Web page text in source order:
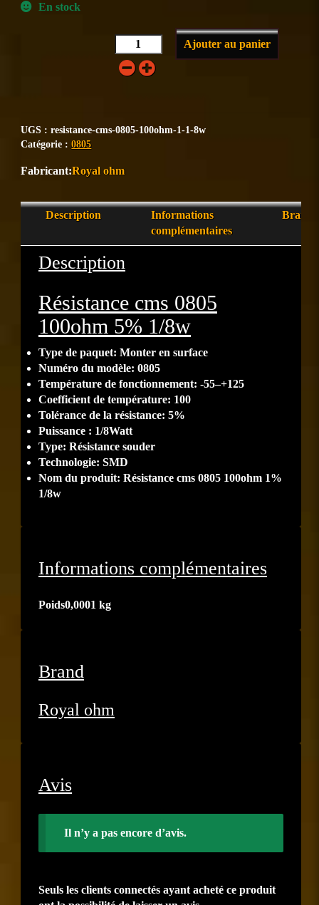
En stock
Ajouter au panier
UGS :resistance-cms-0805-100ohm-1-1-8w
Catégorie :0805
Royal ohm
Description
Informations
complémentaires
Brand
Description
Résistance cms 0805
100ohm 5% 1/8w
Type de paquet: Monter en surface
Numéro du modèle: 0805
Température de fonctionnement: -55–+125
Coefficient de température: 100
Tolérance de la résistance: 5%
Puissance : 1/8Watt
Type: Résistance souder
Technologie: SMD
Nom du produit: Résistance cms 0805 100ohm 1%
1/8w
Informations complémentaires
Poids0,0001 kg
Brand
Royal ohm
Avis
Il n’y a pas encore d’avis.
Seuls les clients connectés ayant acheté ce produit